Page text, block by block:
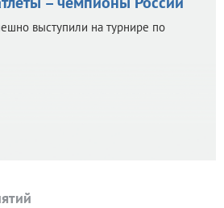
выступили на турнире по